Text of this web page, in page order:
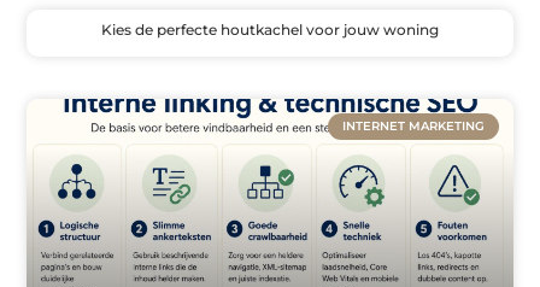
Kies de perfecte houtkachel voor jouw woning
INTERNET MARKETING